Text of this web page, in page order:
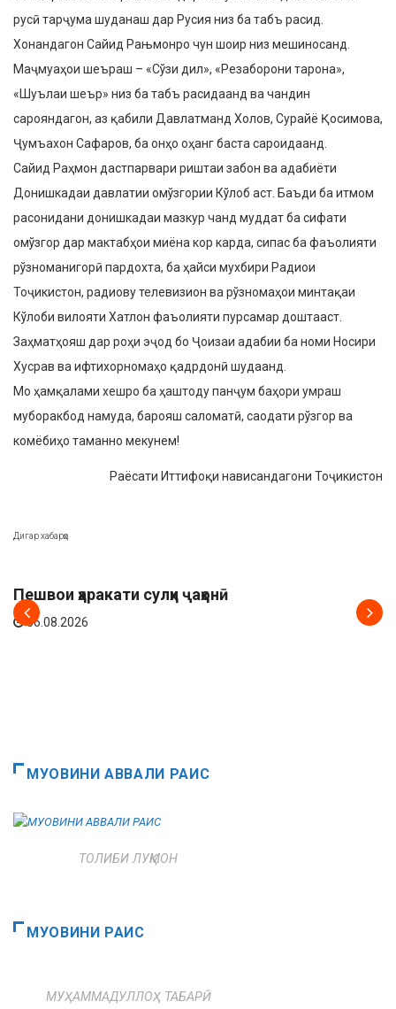
русӣ тарҷума шуданаш дар Русия низ ба табъ расид.
Хонандагон Сайид Рањмонро чун шоир низ мешиносанд.
Маҷмуаҳои шеъраш – «Сўзи дил», «Резаборони тарона»,
«Шуълаи шеър» низ ба табъ расидаанд ва чандин
сарояндагон, аз қабили Давлатманд Холов, Сурайё Қосимова,
Ҷумъахон Сафаров, ба онҳо оҳанг баста сароидаанд.
Сайид Раҳмон дастпарвари риштаи забон ва адабиёти
Донишкадаи давлатии омўзгории Кўлоб аст. Баъди ба итмом
расонидани донишкадаи мазкур чанд муддат ба сифати
омўзгор дар мактабҳои миёна кор карда, сипас ба фаъолияти
рўзноманигорӣ пардохта, ба ҳайси мухбири Радиои
Тоҷикистон, радиову телевизион ва рўзномаҳои минтақаи
Кўлоби вилояти Хатлон фаъолияти пурсамар доштааст.
Заҳматҳояш дар роҳи эҷод бо Ҷоизаи адабии ба номи Носири
Хусрав ва ифтихорномаҳо қадрдонӣ шудаанд.
Мо ҳамқалами хешро ба ҳаштоду панҷум баҳори умраш
муборакбод намуда, барояш саломатӣ, саодати рўзгор ва
комёбиҳо таманно мекунем!
Раёсати Иттифоқи нависандагони Тоҷикистон
Дигар хабарҳо
Пешвои ҳаракати сулҳи ҷаҳонӣ
06.08.2026
МУОВИНИ АВВАЛИ РАИС
ТОЛИБИ ЛУҚМОН
МУОВИНИ РАИС
МУҲАММАДУЛЛОҲ ТАБАРӢ